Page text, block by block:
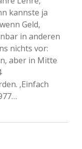
kannste ja
Geld,
in anderen
nichts vor:
aber in Mitte
‚Einfach